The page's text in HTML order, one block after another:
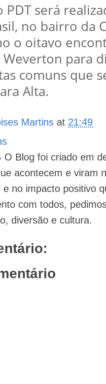
PDT será
no bairro da
o oitavo
para
comuns que
Alta.
Martins at 21:49
O Blog foi criado em
acontecem e viram
no impacto positivo
com todos,
diversão e cultura.